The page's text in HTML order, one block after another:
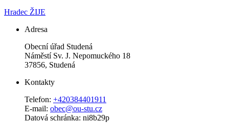
Hradec ŽIJE
Adresa
Obecní úřad Studená
Náměstí Sv. J. Nepomuckého 18
37856, Studená
Kontakty
Telefon: +420384401911
E-mail: obec@ou-stu.cz
Datová schránka: ni8b29p